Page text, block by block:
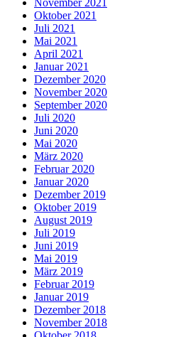
November 2021
Oktober 2021
Juli 2021
Mai 2021
April 2021
Januar 2021
Dezember 2020
November 2020
September 2020
Juli 2020
Juni 2020
Mai 2020
März 2020
Februar 2020
Januar 2020
Dezember 2019
Oktober 2019
August 2019
Juli 2019
Juni 2019
Mai 2019
März 2019
Februar 2019
Januar 2019
Dezember 2018
November 2018